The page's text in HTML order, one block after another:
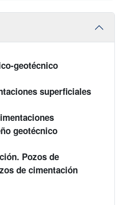
geotécnico
superficiales
geotécnico
Pozos de
de cimentación